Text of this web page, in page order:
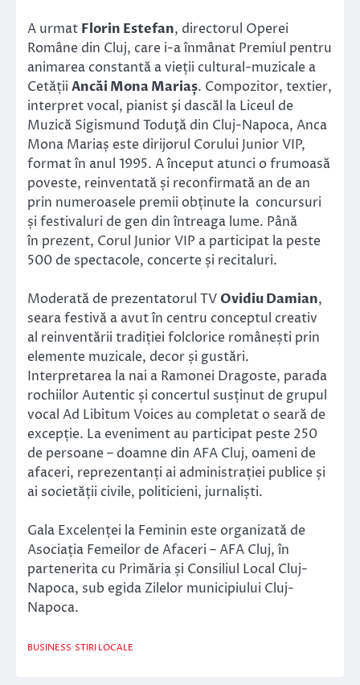
A urmat Florin Estefan, directorul Operei
Române din Cluj, care i-a înmânat Premiul pentru
animarea constantă a vieții cultural-muzicale a
Cetății Ancăi Mona Mariaș. Compozitor, textier,
interpret vocal, pianist şi dascăl la Liceul de
Muzică Sigismund Toduţă din Cluj-Napoca, Anca
Mona Mariaș este dirijorul Corului Junior VIP,
format în anul 1995. A început atunci o frumoasă
poveste, reinventată și reconfirmată an de an
prin numeroasele premii obținute la concursuri
și festivaluri de gen din întreaga lume. Până
în prezent, Corul Junior VIP a participat la peste
500 de spectacole, concerte și recitaluri.
Moderată de prezentatorul TV Ovidiu Damian,
seara festivă a avut în centru conceptul creativ
al reinventării tradiției folclorice românești prin
elemente muzicale, decor și gustări.
Interpretarea la nai a Ramonei Dragoste, parada
rochiilor Autentic și concertul susținut de grupul
vocal Ad Libitum Voices au completat o seară de
excepție. La eveniment au participat peste 250
de persoane – doamne din AFA Cluj, oameni de
afaceri, reprezentanți ai administrației publice și
ai societății civile, politicieni, jurnaliști.
Gala Excelenței la Feminin este organizată de
Asociația Femeilor de Afaceri – AFA Cluj, în
partenerita cu Primăria și Consiliul Local Cluj-
Napoca, sub egida Zilelor municipiului Cluj-
Napoca.
BUSINESS STIRI LOCALE